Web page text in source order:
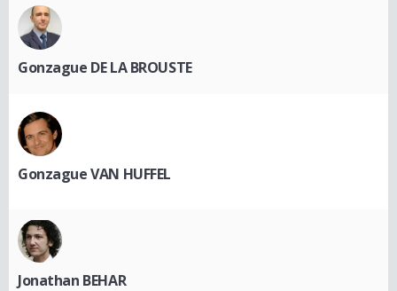
Gonzague DE LA BROUSTE
Gonzague VAN HUFFEL
Jonathan BEHAR